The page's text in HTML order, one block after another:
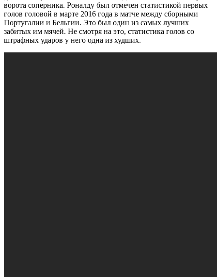
ворота соперника. Роналду был отмечен статистикой первых
голов головой в марте 2016 года в матче между сборными
Португалии и Бельгии. Это был один из самых лучших
забитых им мячей. Не смотря на это, статистика голов со
штрафных ударов у него одна из худших.